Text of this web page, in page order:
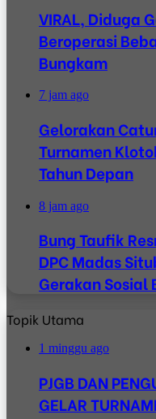
VIRAL, Diduga
Beroperasi
Bungkam
7 jam ago
Gelorakan
Turnamen
Tahun Depan
8 jam ago
Bung Taufik
DPC Madas
Gerakan Sosial
Topik Utama
1 minggu ago
PJGB DAN
GELAR